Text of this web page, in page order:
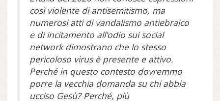
così violente di antisemitismo, ma
numerosi atti di vandalismo antiebraico
e di incitamento all’odio sui social
network dimostrano che lo stesso
pericoloso virus è presente e attivo.
Perché in questo contesto dovremmo
porre la vecchia domanda su chi abbia
ucciso Gesù? Perché, più